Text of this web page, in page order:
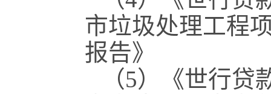
市垃圾处理工程
报告》
（5）《世行